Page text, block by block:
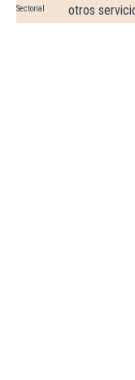
Sectorial
otros